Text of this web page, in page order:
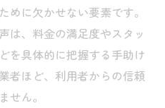
めに欠かせない要素です。
は、料金の満足度やスタッ
を具体的に把握する手助け
者ほど、利用者からの信頼
せん。